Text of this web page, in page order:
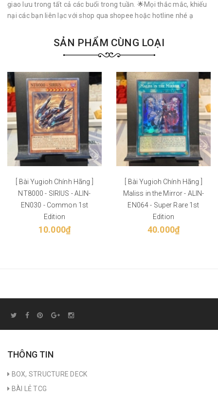
giao lưu trong tất cả các buổi trong tuần. 🌟Mọi thắc mắc, khiếu
nại các bạn liên lạc với shop qua shopee hoặc hotline nhé ạ
SẢN PHẨM CÙNG LOẠI
[ Bài Yugioh Chính Hãng ]
NT8000 - SIRIUS - ALIN-
EN030 - Common 1st
Edition
10.000₫
[ Bài Yugioh Chính Hãng ]
Maliss in the Mirror - ALIN-
EN064 - Super Rare 1st
Edition
40.000₫
THÔNG TIN
BOX, STRUCTURE DECK
BÀI LẺ TCG